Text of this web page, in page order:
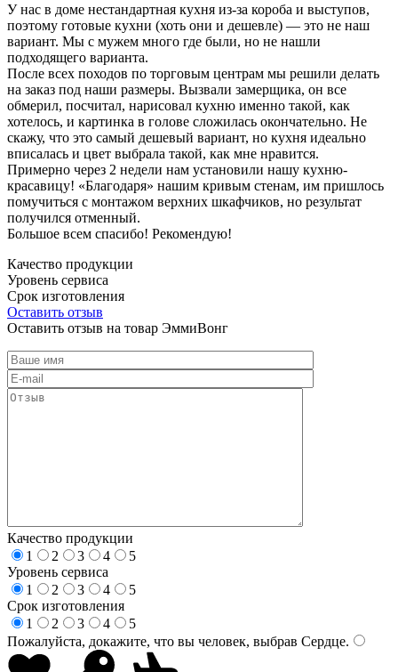
У нас в доме нестандартная кухня из-за короба и выступов,
поэтому готовые кухни (хоть они и дешевле) — это не наш
вариант. Мы с мужем много где были, но не нашли
подходящего варианта.
После всех походов по торговым центрам мы решили делать
на заказ под наши размеры. Вызвали замерщика, он все
обмерил, посчитал, нарисовал кухню именно такой, как
хотелось, и картинка в голове сложилась окончательно. Не
скажу, что это самый дешевый вариант, но кухня идеально
вписалась и цвет выбрала такой, как мне нравится.
Примерно через 2 недели нам установили нашу кухню-
красавицу! «Благодаря» нашим кривым стенам, им пришлось
помучиться с монтажом верхних шкафчиков, но результат
получился отменный.
Большое всем спасибо! Рекомендую!
Качество продукции
Уровень сервиса
Срок изготовления
Оставить отзыв
Оставить отзыв на товар ЭммиВонг
Качество продукции
1
2 3 4
5
Уровень сервиса
1
2 3 4
5
Срок изготовления
1
2 3 4
5
Пожалуйста, докажите, что вы человек, выбрав Сердце.